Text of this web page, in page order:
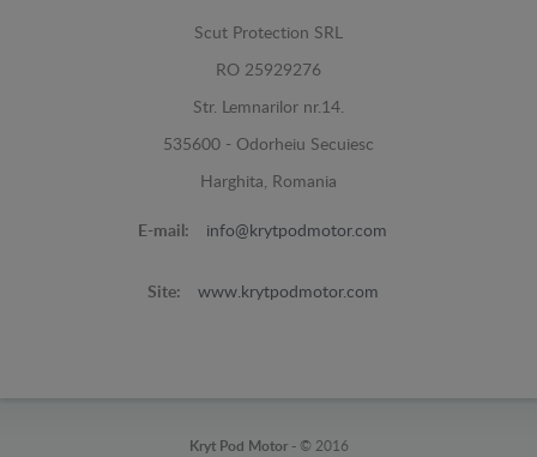
Scut Protection SRL
RO 25929276
Str. Lemnarilor nr.14.
535600 - Odorheiu Secuiesc
Harghita, Romania
E-mail: info@krytpodmotor.com
Site: www.krytpodmotor.com
Kryt Pod Motor - © 2016